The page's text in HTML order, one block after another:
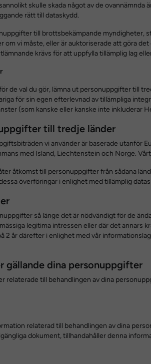
skulle skada något av de
rätt till dataskydd.
till brottsbekämpande myndigheter,
om vi måste, eller är auktoriserade att göra
krävs för att uppfylla tillämplig lag
de val du gör, lämna ut personuppgifter till
för sin egen efterlevnad av tillämpliga
(som kanske eller kanske inte inkluderar
till tredje länder
vi använder är baserade utanför
med Island, Liechtenstein och Norge.
åtkomst till personuppgifter från sådana
överföringar i enlighet med tillämplig
så länge det är nödvändigt för de
legitima intressen eller där det annars
2 år därefter i enlighet med vår
gällande dina personuppgifter
relaterade till behandlingen av dina
relaterad till behandlingen av dina
dokument, tillhandahåller denna